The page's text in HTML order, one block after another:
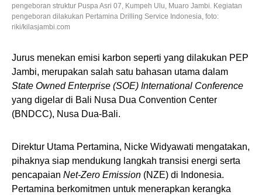
pengeboran struktur Puspa Asri 07, Kumpeh Ulu, Muaro Jambi. Kegiatan
pengeboran dilakukan Pertamina Drilling Service Indonesia, foto:
riki/kilasjambi.com
Jurus menekan emisi karbon seperti yang dilakukan PEP
Jambi, merupakan salah satu bahasan utama dalam
State Owned Enterprise (SOE) International Conference
yang digelar di Bali Nusa Dua Convention Center
(BNDCC), Nusa Dua-Bali.
Direktur Utama Pertamina, Nicke Widyawati mengatakan,
pihaknya siap mendukung langkah transisi energi serta
pencapaian Net-Zero Emission (NZE) di Indonesia.
Pertamina berkomitmen untuk menerapkan kerangka